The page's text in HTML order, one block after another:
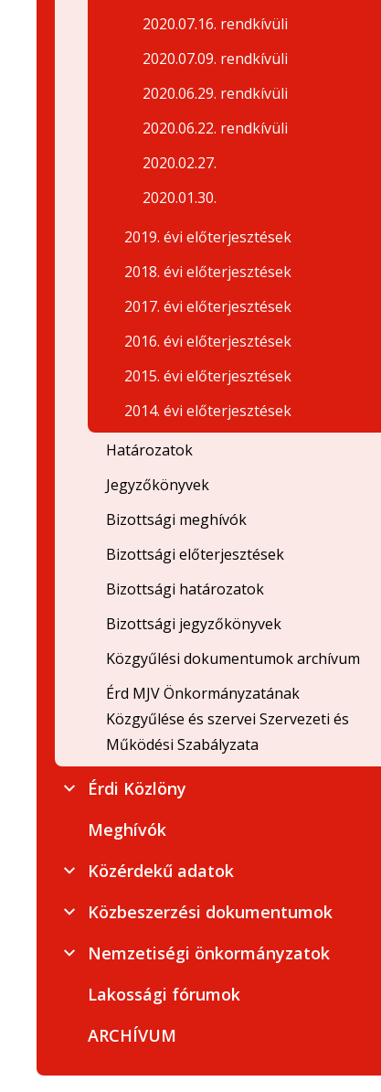
2020.07.16. rendkívüli
2020.07.09. rendkívüli
2020.06.29. rendkívüli
2020.06.22. rendkívüli
2020.02.27.
2020.01.30.
2019. évi előterjesztések
2018. évi előterjesztések
2017. évi előterjesztések
2016. évi előterjesztések
2015. évi előterjesztések
2014. évi előterjesztések
Határozatok
Jegyzőkönyvek
Bizottsági meghívók
Bizottsági előterjesztések
Bizottsági határozatok
Bizottsági jegyzőkönyvek
Közgyűlési dokumentumok archívum
Érd MJV Önkormányzatának
Közgyűlése és szervei Szervezeti és
Működési Szabályzata
Érdi Közlöny
Meghívók
Közérdekű adatok
Közbeszerzési dokumentumok
Nemzetiségi önkormányzatok
Lakossági fórumok
ARCHÍVUM